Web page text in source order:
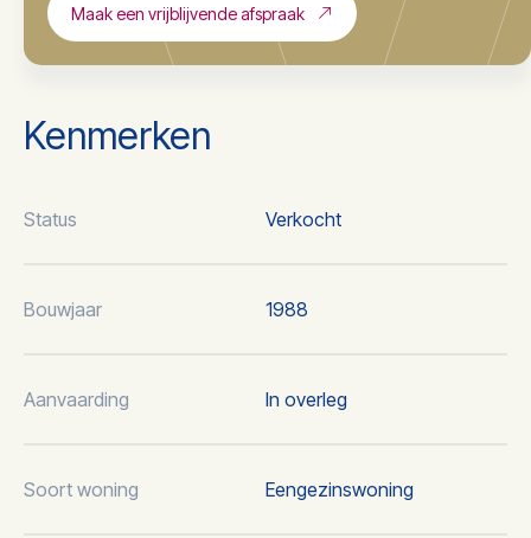
Maak een vrijblijvende afspraak
Kenmerken
Status Verkocht
Bouwjaar 1988
Aanvaarding In overleg
Soort woning Eengezinswoning